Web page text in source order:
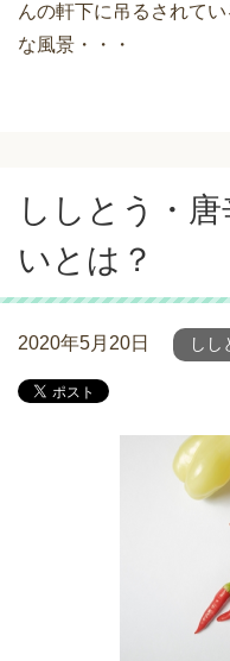
んの軒下に吊るされて
な風景・・・
ししとう・
いとは？
2020年5月20日 しし